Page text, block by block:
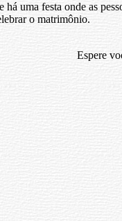
uma festa onde as
o matrimônio.
Espere